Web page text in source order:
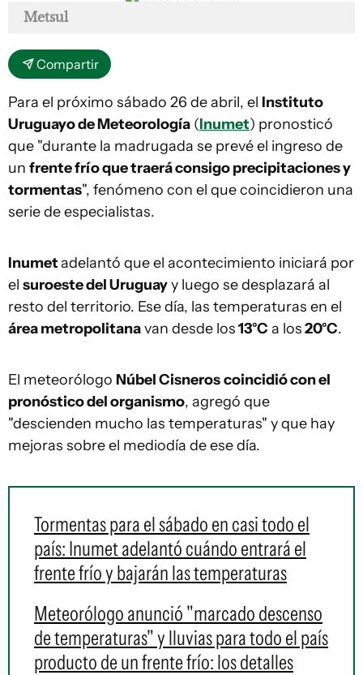
Metsul
Compartir
Para el próximo sábado 26 de abril, el Instituto
Uruguayo de Meteorología (Inumet) pronosticó
que "durante la madrugada se prevé el ingreso de
un frente frío que traerá consigo precipitaciones y
tormentas", fenómeno con el que coincidieron una
serie de especialistas.
Inumetadelantó que el acontecimiento iniciará por
el suroeste del Uruguayy luego se desplazará al
resto del territorio. Ese día, las temperaturas en el
área metropolitanavan desde los13°C a los20°C.
El meteorólogo Núbel Cisneroscoincidió con el
pronóstico del organismo, agregó que
"descienden mucho las temperaturas" y que hay
mejoras sobre el mediodía de ese día.
Tormentas para el sábado en casi todo el
país: Inumet adelantó cuándo entrará el
frente frío y bajarán las temperaturas
Meteorólogo anunció "marcado descenso
de temperaturas" y lluvias para todo el país
producto de un frente frío: los detalles